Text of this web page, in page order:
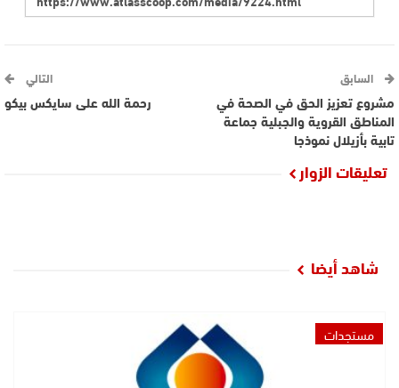
السابق
مشروع تعزيز الحق في الصحة في
المناطق القروية والجبلية جماعة
تابية بأزيلال نموذجا
التالي
رحمة الله على سايكس بيكو
تعليقات الزوار
شاهد أيضا
مستجدات